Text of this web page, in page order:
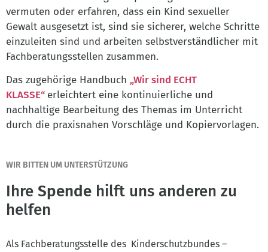
vermuten oder erfahren, dass ein Kind sexueller
Gewalt ausgesetzt ist, sind sie sicherer, welche Schritte
einzuleiten sind und arbeiten selbstverständlicher mit
Fachberatungsstellen zusammen.
Das zugehörige Handbuch „Wir sind ECHT
KLASSE“ erleichtert eine kontinuierliche und
nachhaltige Bearbeitung des Themas im Unterricht
durch die praxisnahen Vorschläge und Kopiervorlagen.
WIR BITTEN UM UNTERSTÜTZUNG
Ihre Spende hilft uns anderen zu
helfen
Als Fachberatungsstelle des Kinderschutzbundes –